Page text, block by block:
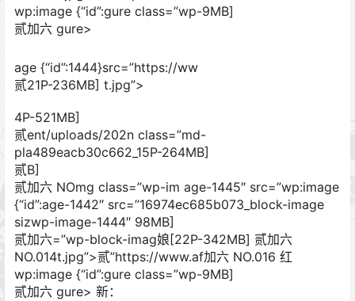
wp:image {“id”:gure class=”wp-9MB]
贰加六 gure>
age {“id”:1444}src=”https://ww
贰21P-236MB] t.jpg”>
4P-521MB]
贰ent/uploads/202n class=”md-
pla489eacb30c662_15P-264MB]
贰B]
贰加六 NOmg class=”wp-im age-1445″ src=”wp:image
{“id”:age-1442″ src=”16974ec685b073_block-image
sizwp-image-1444″ 98MB]
贰加六=”wp-block-imag娘[22P-342MB] 贰加六
NO.014t.jpg”>贰”https://www.af加六 NO.016 红
wp:image {“id”:gure class=”wp-9MB]
贰加六 gure> 新：